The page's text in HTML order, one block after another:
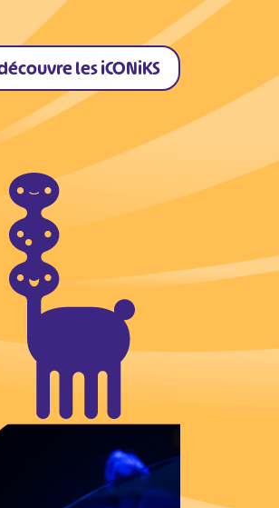
les iCONiKS